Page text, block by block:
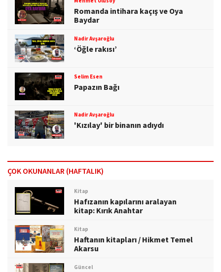
Romanda intihara kaçış ve Oya
Baydar
Nadir Avşaroğlu
‘Öğle rakısı’
Selim Esen
Papazın Bağı
Nadir Avşaroğlu
'Kızılay' bir binanın adıydı
ÇOK OKUNANLAR (HAFTALIK)
Kitap
Hafızanın kapılarını aralayan
kitap: Kırık Anahtar
Kitap
Haftanın kitapları / Hikmet Temel
Akarsu
Güncel